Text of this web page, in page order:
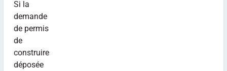
Si la
demande
de permis
de
construire
déposée